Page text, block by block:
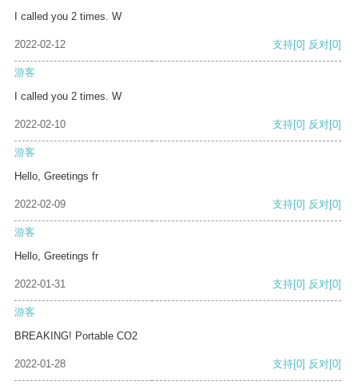
I called you 2 times. W
2022-02-12 支持[0] 反对[0]
游客
I called you 2 times. W
2022-02-10 支持[0] 反对[0]
游客
Hello, Greetings fr
2022-02-09 支持[0] 反对[0]
游客
Hello, Greetings fr
2022-01-31 支持[0] 反对[0]
游客
BREAKING! Portable CO2
2022-01-28 支持[0] 反对[0]